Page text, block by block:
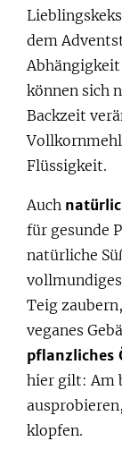
dem
können sich
Backzeit
Flüssigkeit.
Auch
für gesunde
natürliche
Teig
veganes
pflanzliches
hier gilt: Am
klopfen.